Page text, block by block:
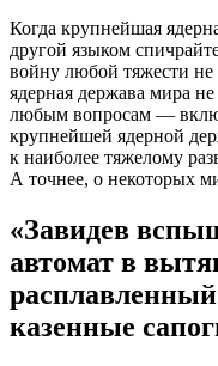
Когда крупнейшая
другой языком
войну любой тяжести не
ядерная держава мира
любым вопросам —
крупнейшей ядерной
к наиболее тяжелому
А точнее, о некоторых
«Завидев
автомат в
казенные